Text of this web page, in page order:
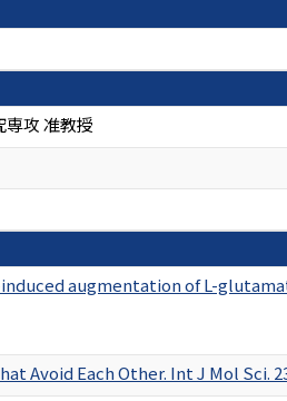
攻 准教授
augmentation of L-
Avoid Each Other. Int J Mol Sci.